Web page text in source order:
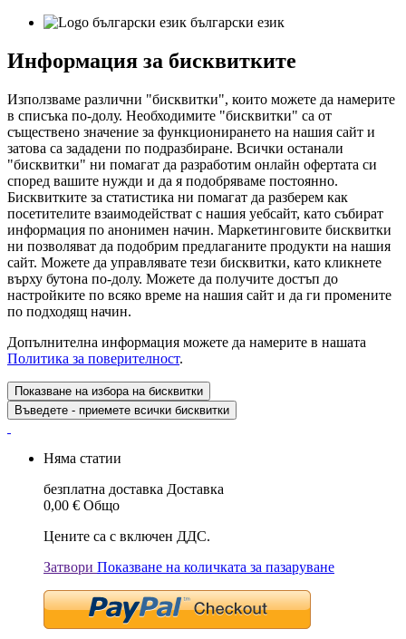
български език
Информация за бисквитките
Използваме различни "бисквитки", които можете да намерите
в списъка по-долу. Необходимите "бисквитки" са от
съществено значение за функционирането на нашия сайт и
затова са зададени по подразбиране. Всички останали
"бисквитки" ни помагат да разработим онлайн офертата си
според вашите нужди и да я подобряваме постоянно.
Бисквитките за статистика ни помагат да разберем как
посетителите взаимодействат с нашия уебсайт, като събират
информация по анонимен начин. Маркетинговите бисквитки
ни позволяват да подобрим предлаганите продукти на нашия
сайт. Можете да управлявате тези бисквитки, като кликнете
върху бутона по-долу. Можете да получите достъп до
настройките по всяко време на нашия сайт и да ги промените
по подходящ начин.
Допълнителна информация можете да намерите в нашата
Политика за поверителност.
Показване на избора на бисквитки
Въведете - приемете всички бисквитки
Няма статии
безплатна доставка Доставка
0,00 € Общо
Цените са с включен ДДС.
Затвори Показване на количката за пазаруване